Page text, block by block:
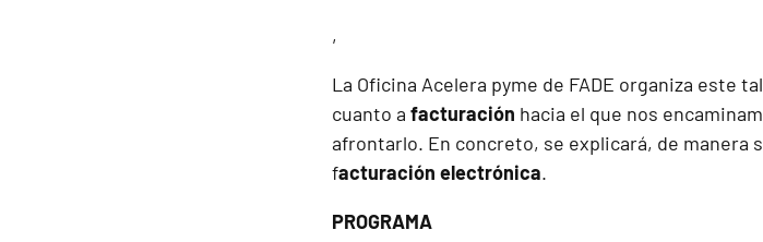
,
La Oficina Acelera pyme de FADE organiza este
cuanto a facturación hacia el que nos
afrontarlo. En concreto, se explicará, de
facturación electrónica.
PROGRAMA